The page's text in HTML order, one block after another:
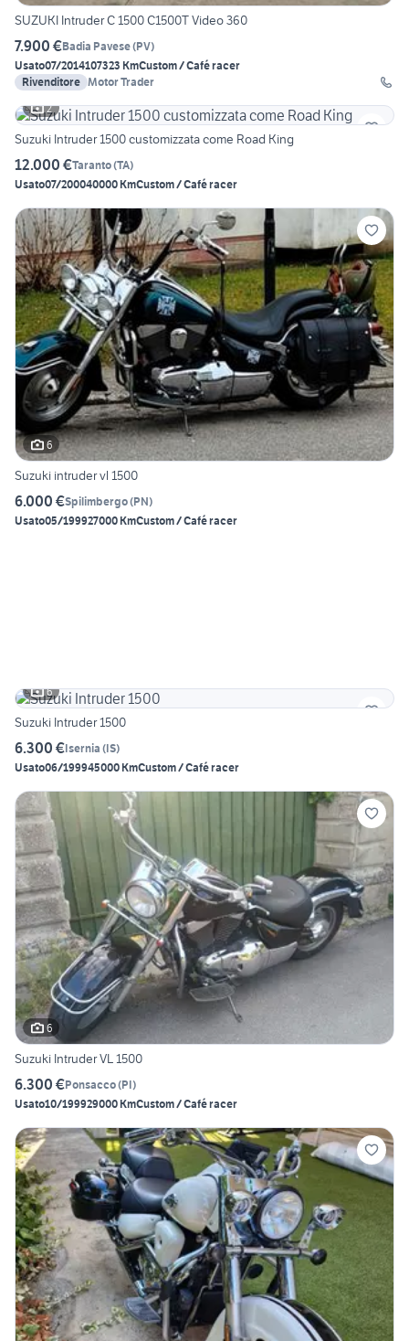
SUZUKI Intruder C 1500 C1500T Video 360
7.900 €Badia Pavese(PV)
Usato07/2014107323 KmCustom / Café racer
Rivenditore Motor Trader
2
Suzuki Intruder 1500 customizzata come Road King
12.000 €Taranto(TA)
Usato07/200040000 KmCustom / Café racer
6
Suzuki intruder vl 1500
6.000 €Spilimbergo(PN)
Usato05/199927000 KmCustom / Café racer
6
Suzuki Intruder 1500
6.300 €Isernia (IS)
Usato06/199945000 KmCustom / Café racer
6
Suzuki Intruder VL 1500
6.300 €Ponsacco(PI)
Usato10/199929000 KmCustom / Café racer